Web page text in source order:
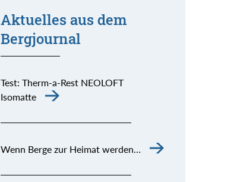
Aktuelles aus dem
Bergjournal
Test: Therm-a-Rest NEOLOFT
Isomatte
Wenn Berge zur Heimat werden…